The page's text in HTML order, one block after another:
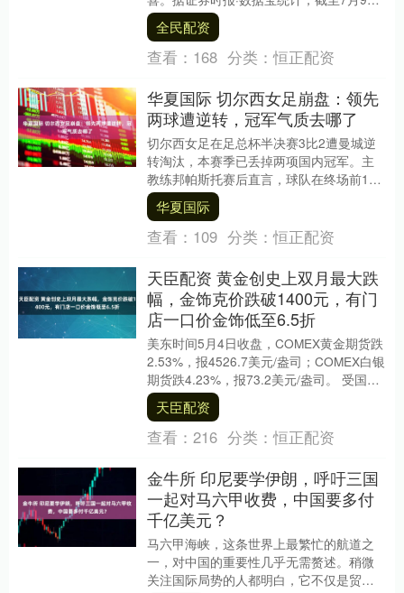
日，107只个股已发布上半年业绩数据，其
中83股....
全民配资
查看： 168 分类：恒正配资
华夏国际 切尔西女足崩盘：领先
两球遭逆转，冠军气质去哪了
切尔西女足在足总杯半决赛3比2遭曼城逆
转淘汰，本赛季已丢掉两项国内冠军。主
教练邦帕斯托赛后直言，球队在终场前10
分钟连丢两球的表现\"总结了整个赛季\"。
比赛....
华夏国际
查看： 109 分类：恒正配资
天臣配资 黄金创史上双月最大跌
幅，金饰克价跌破1400元，有门
店一口价金饰低至6.5折
美东时间5月4日收盘，COMEX黄金期货跌
2.53%，报4526.7美元/盎司；COMEX白银
期货跌4.23%，报73.2美元/盎司。 受国际
金价影响，国内金饰....
天臣配资
查看： 216 分类：恒正配资
金牛所 印尼要学伊朗，呼吁三国
一起对马六甲收费，中国要多付
千亿美元？
马六甲海峡，这条世界上最繁忙的航道之
一，对中国的重要性几乎无需赘述。稍微
关注国际局势的人都明白，它不仅是贸易